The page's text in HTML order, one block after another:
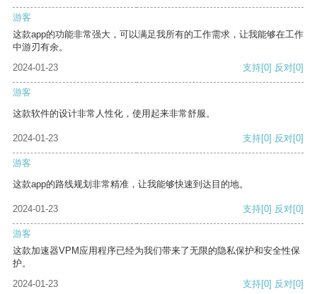
游客
这款app的功能非常强大，可以满足我所有的工作需求，让我能够在工作
中游刃有余。
2024-01-23
支持[0] 反对[0]
游客
这款软件的设计非常人性化，使用起来非常舒服。
2024-01-23 支持[0] 反对[0]
游客
这款app的路线规划非常精准，让我能够快速到达目的地。
2024-01-23 支持[0] 反对[0]
游客
这款加速器VPM应用程序已经为我们带来了无限的隐私保护和安全性保
护。
2024-01-23
支持[0] 反对[0]